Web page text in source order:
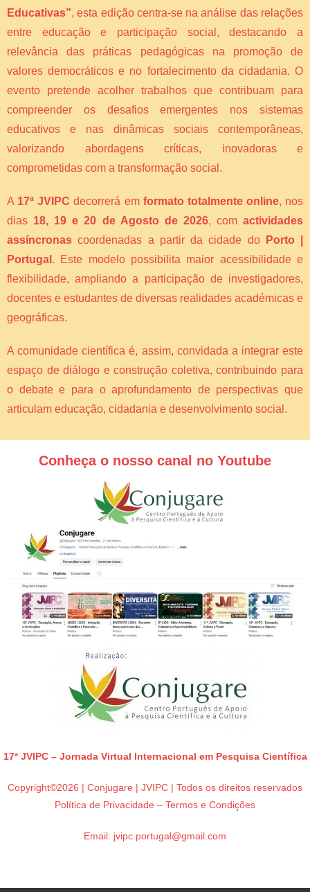
Educativas”, esta edição centra-se na análise das relações
entre educação e participação social, destacando a
relevância das práticas pedagógicas na promoção de
valores democráticos e no fortalecimento da cidadania. O
evento pretende acolher trabalhos que contribuam para
compreender os desafios emergentes nos sistemas
educativos e nas dinâmicas sociais contemporâneas,
valorizando abordagens críticas, inovadoras e
comprometidas com a transformação social.
A 17ª JVIPC decorrerá em formato totalmente online, nos
dias 18, 19 e 20 de Agosto de 2026, comactividades
assíncronas coordenadas a partir da cidade do
Porto |
Portugal . Este modelo possibilita maior acessibilidade e
flexibilidade, ampliando a participação de investigadores,
docentes e estudantes de diversas realidades académicas e
geográficas.
A comunidade científica é, assim, convidada a integrar este
espaço de diálogo e construção coletiva, contribuindo para
o debate e para o aprofundamento de perspectivas que
articulam educação, cidadania e desenvolvimento social.
Conheça o nosso canal no Youtube
17ª JVIPC – Jornada Virtual Internacional em Pesquisa Científica
Copyright©2026 | Conjugare | JVIPC | Todos os direitos reservados
Política de Privacidade – Termos e Condições
Email: jvipc.portugal@gmail.com